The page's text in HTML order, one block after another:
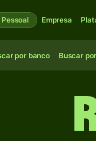
Pessoal Empresa
por banco Buscar